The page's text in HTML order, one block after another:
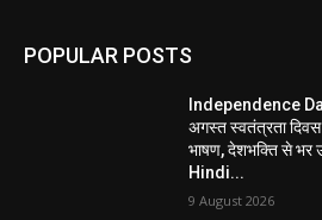
POPULAR POSTS
Independence
अगस्त स्वतंत्रता
भाषण, देशभक्ति से भर
Hindi...
9 August 2026